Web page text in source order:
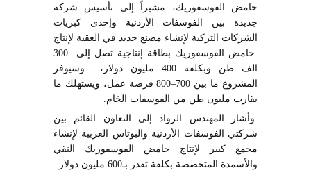
حامض الفوسفوريك، مشيراً إلى تأسيس شركة
جديدة بين الفوسفات الأردنية وإحدى كبريات
الشركات التركية لإنشاء مصنع جديد في العقبة لإنتاج
حامض الفوسفوريك بطاقة إنتاجية تصل إلى 300
الف طن وبكلفة 400 مليون دولار، وسيوفر
المشروع ما بين 700–800 فرصة عمل، ويستهلك ما
يقارب مليون طن من الفوسفات الخام.
وأشار المهندس الرواد إلى التعاون القائم بين
شركتي الفوسفات الأردنية والبوتاس العربية لإنشاء
مجمع كبير لإنتاج حامض الفوسفوريك النقي
والأسمدة المتخصصة بكلفة تقدر بـ600 مليون دولار.